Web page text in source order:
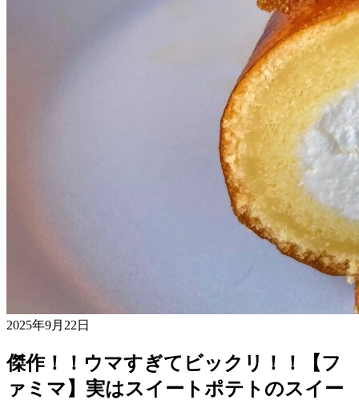
2025年9月22日
傑作！！ウマすぎてビックリ！！【フ
ァミマ】実はスイートポテトのスイー